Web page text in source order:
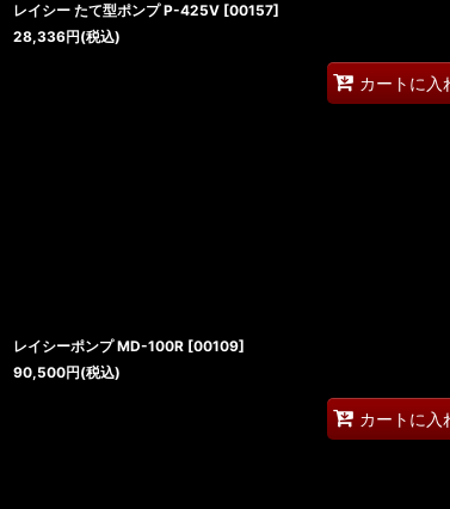
レイシー たて型ポンプ P-425V [00157]
28,336円(税込)
カートに入
レイシーポンプ MD-100R [00109]
90,500円(税込)
カートに入